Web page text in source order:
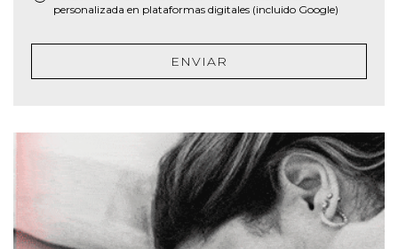
personalizada en plataformas digitales (incluido Google)
ENVIAR